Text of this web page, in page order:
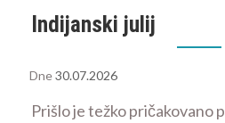
Indijanski julij
Dne30.07.2026
Prišlo je težko pričakovano